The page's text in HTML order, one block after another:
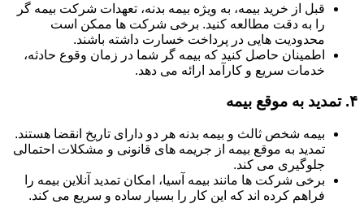
قبل از خرید بیمه، به ویژه بیمه بدنه، تعهدات شرکت بیمه گر
را به دقت مطالعه کنید. برخی شرکت ها ممکن است
محدودیت هایی در پرداخت خسارت داشته باشند.
اطمینان حاصل کنید که بیمه گر شما در زمان وقوع حادثه،
خدمات سریع و کارآمد ارائه می دهد.
۴. تمدید به موقع بیمه
بیمه شخص ثالث و بیمه بدنه هر دو دارای تاریخ انقضا هستند.
تمدید به موقع بیمه از جریمه های قانونی و مشکلات احتمالی
جلوگیری می کند.
برخی شرکت ها مانند بیمه آسیا، امکان تمدید آنلاین بیمه را
فراهم کرده اند که این کار را بسیار ساده و سریع می کند.